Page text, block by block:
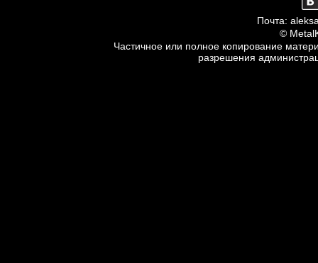
Почта:
©
Частичное или полное копирование
разрешения